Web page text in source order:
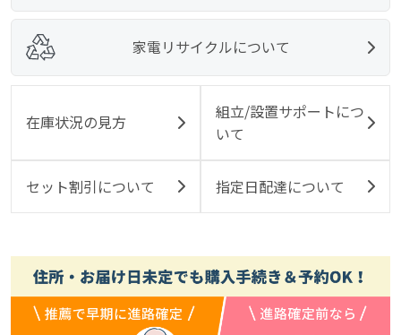
家電リサイクルについて
在庫状況の見方
組立/設置サポートにつ
いて
セット割引について 指定日配達について